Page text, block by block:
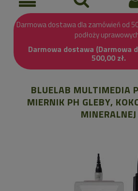
Darmowa dostawa dla zamówień od
podłoży
Darmowa dostawa (Darmowa
500,00 zł.
BLUELAB MULTIMEDIA
MIERNIK PH GLEBY,
MINERALNEJ